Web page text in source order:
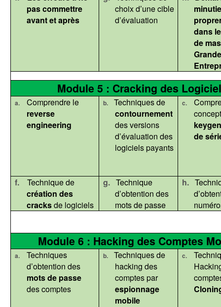
pas commettre
avant et après
choix d’une cible
d’évaluation
dans
de
Module 5 : Cracking des
a.
Comprendre le
reverse
engineering
b.
Techniques de
contournement
des versions
d’évaluation des
logiciels payants
c.
keygen
de
f.
Technique de
création des
cracksde logiciels
g. Technique
d’obtention des
mots de passe
h.
Module 6 : Hacking des Comptes
a.
Techniques
d’obtention des
mots de passe
des comptes
b. Techniquesde
hacking des
comptes par
espionnage
mobile
c.